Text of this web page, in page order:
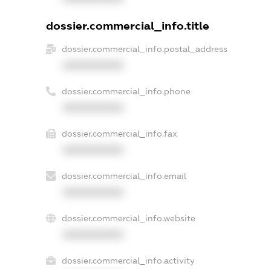
dossier.commercial_info.title
dossier.commercial_info.postal_address
dossier.commercial_info.phone
dossier.commercial_info.fax
dossier.commercial_info.email
dossier.commercial_info.website
dossier.commercial_info.activity